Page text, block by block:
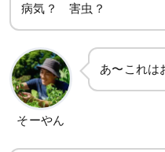
病気？ 害虫？
そーやん
あ〜これは